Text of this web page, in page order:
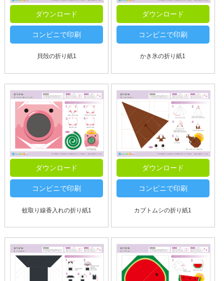
ダウンロード
コンビニで印刷
貝殻の折り紙1
ダウンロード
コンビニで印刷
かき氷の折り紙1
ダウンロード
コンビニで印刷
蚊取り線香入れの折り紙1
ダウンロード
コンビニで印刷
カブトムシの折り紙1